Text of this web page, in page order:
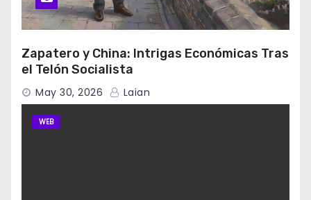
Zapatero y China: Intrigas Económicas Tras
el Telón Socialista
May 30, 2026 Laian
WEB